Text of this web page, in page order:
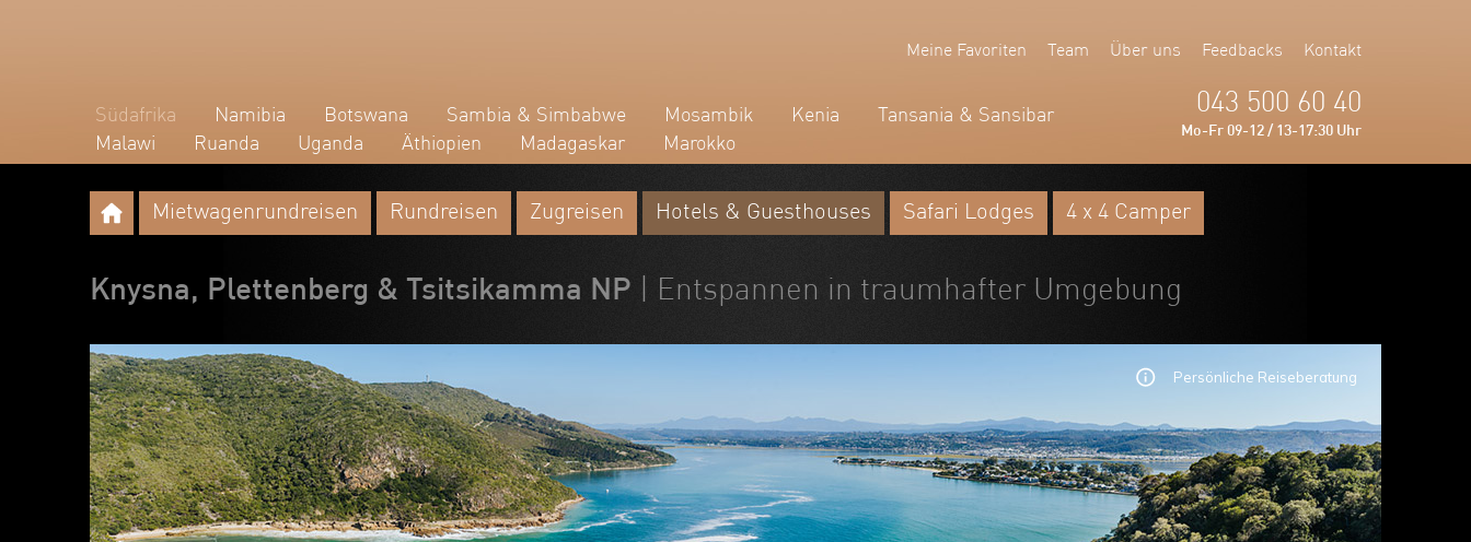
Südafrika Namibia Botswana Sambia & Simbabwe Mosambik Kenia
Tansania & Sansibar
Malawi
Ruanda Uganda Äthiopien Madagaskar Marokko
Meine Favoriten Team Über uns Feedbacks Kontakt
043 500 60 40
Mo-Fr 09-12 / 13-17:30 Uhr
Mietwagenrundreisen Rundreisen Zugreisen Hotels & Guesthouses Safari Lodges 4 x 4 Camper
Knysna, Plettenberg & Tsitsikamma NP | Entspannen in traumhafter Umgebung
Persönliche Reiseberatung